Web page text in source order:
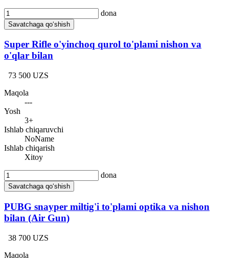
dona
Savatchaga qo‘shish
Super Rifle o'yinchoq qurol to'plami nishon va
o'qlar bilan
73 500 UZS
Maqola
---
Yosh
3+
Ishlab chiqaruvchi
NoName
Ishlab chiqarish
Xitoy
dona
Savatchaga qo‘shish
PUBG snayper miltig'i to'plami optika va nishon
bilan (Air Gun)
38 700 UZS
Maqola